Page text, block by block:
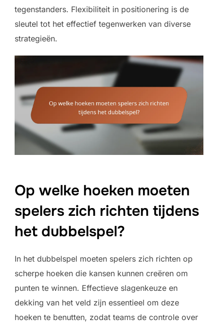
tegenstanders. Flexibiliteit in positionering is de
sleutel tot het effectief tegenwerken van diverse
strategieën.
Op welke hoeken moeten
spelers zich richten tijdens
het dubbelspel?
In het dubbelspel moeten spelers zich richten op
scherpe hoeken die kansen kunnen creëren om
punten te winnen. Effectieve slagenkeuze en
dekking van het veld zijn essentieel om deze
hoeken te benutten, zodat teams de controle over